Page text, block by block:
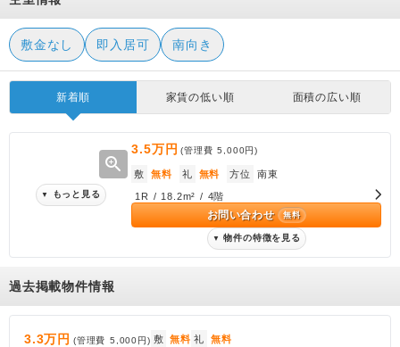
敷金なし 即入居可 南向き
新着順 家賃の低い順 面積の広い順
zoom_in
▼ もっと見る
3.5万円 (管理費5,000円)
敷 無料 礼 無料 方位 南東
1R / 18.2m² / 4階
お問い合わせ 無料
▼ 物件の特徴を見る
過去掲載物件情報
3.3万円 (管理費 5,000円) 敷 無料 礼 無料